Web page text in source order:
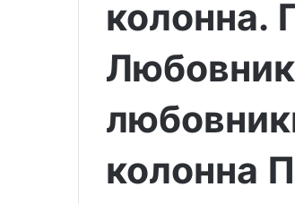
колонна.
колонна